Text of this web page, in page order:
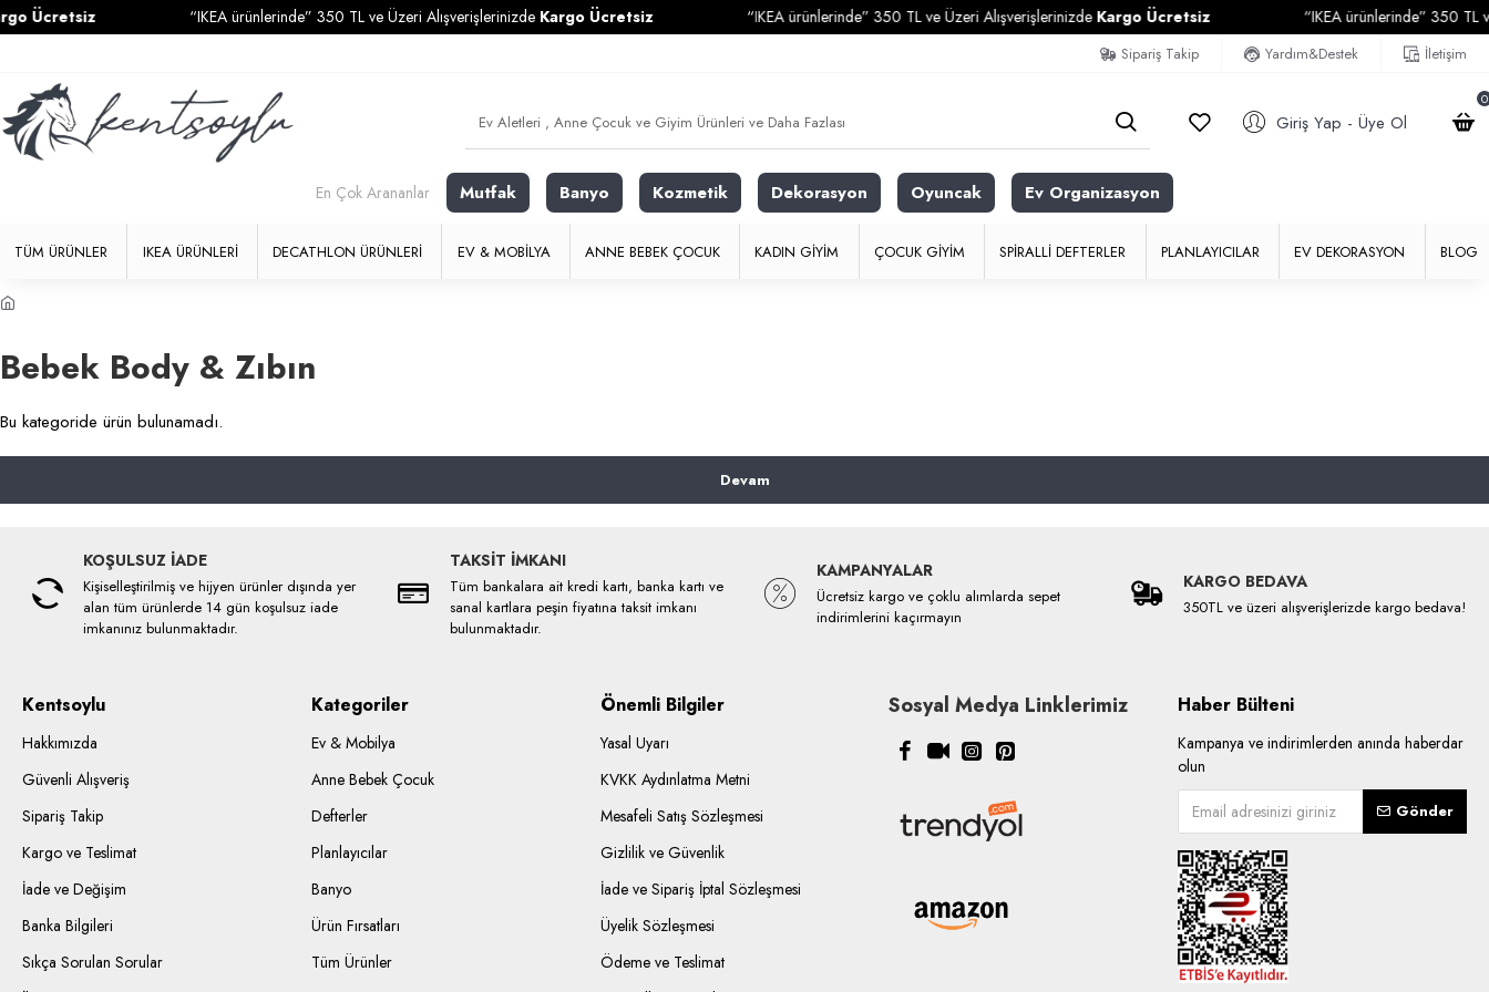
Ücretsiz “IKEA ürünlerinde” 350 TL ve Üzeri AlışverişlerinizdeKargo Ücretsiz “IKEA ürünlerinde” 350 TL ve Üzeri AlışverişlerinizdeKargo Ücretsiz “IKEA ürünlerinde” 350 TL ve
Sipariş Takip Yardım&Destek İletişim
Giriş Yap - Üye Ol
0
En Çok Arananlar Mutfak Banyo Kozmetik Dekorasyon Oyuncak Ev Organizasyon
TÜM ÜRÜNLER IKEA ÜRÜNLERI DECATHLON ÜRÜNLERI EV & MOBILYA ANNE BEBEK ÇOCUK KADIN GIYIM ÇOCUK GIYIM SPIRALLI DEFTERLER PLANLAYICILAR EV DEKORASYON BLOG
Bebek Body & Zıbın
Bu kategoride ürün bulunamadı.
Devam
KOŞULSUZ İADE
Kişiselleştirilmiş ve hijyen ürünler dışında yer
alan tüm ürünlerde 14 gün koşulsuz iade
imkanınız bulunmaktadır.
TAKSİT İMKANI
Tüm bankalara ait kredi kartı, banka kartı ve
sanal kartlara peşin fiyatına taksit imkanı
bulunmaktadır.
KAMPANYALAR
Ücretsiz kargo ve çoklu alımlarda sepet
indirimlerini kaçırmayın
KARGO BEDAVA
350TL ve üzeri alışverişlerizde kargo bedava!
Kentsoylu
Hakkımızda
Güvenli Alışveriş
Sipariş Takip
Kargo ve Teslimat
İade ve Değişim
Banka Bilgileri
Sıkça Sorulan Sorular
Kategoriler
Ev & Mobilya
Anne Bebek Çocuk
Defterler
Planlayıcılar
Banyo
Ürün Fırsatları
Tüm Ürünler
Önemli Bilgiler
Yasal Uyarı
KVKK Aydınlatma Metni
Mesafeli Satış Sözleşmesi
Gizlilik ve Güvenlik
İade ve Sipariş İptal Sözleşmesi
Üyelik Sözleşmesi
Ödeme ve Teslimat
Sosyal Medya Linklerimiz Haber Bülteni
Kampanya ve indirimlerden anında haberdar
olun
Gönder